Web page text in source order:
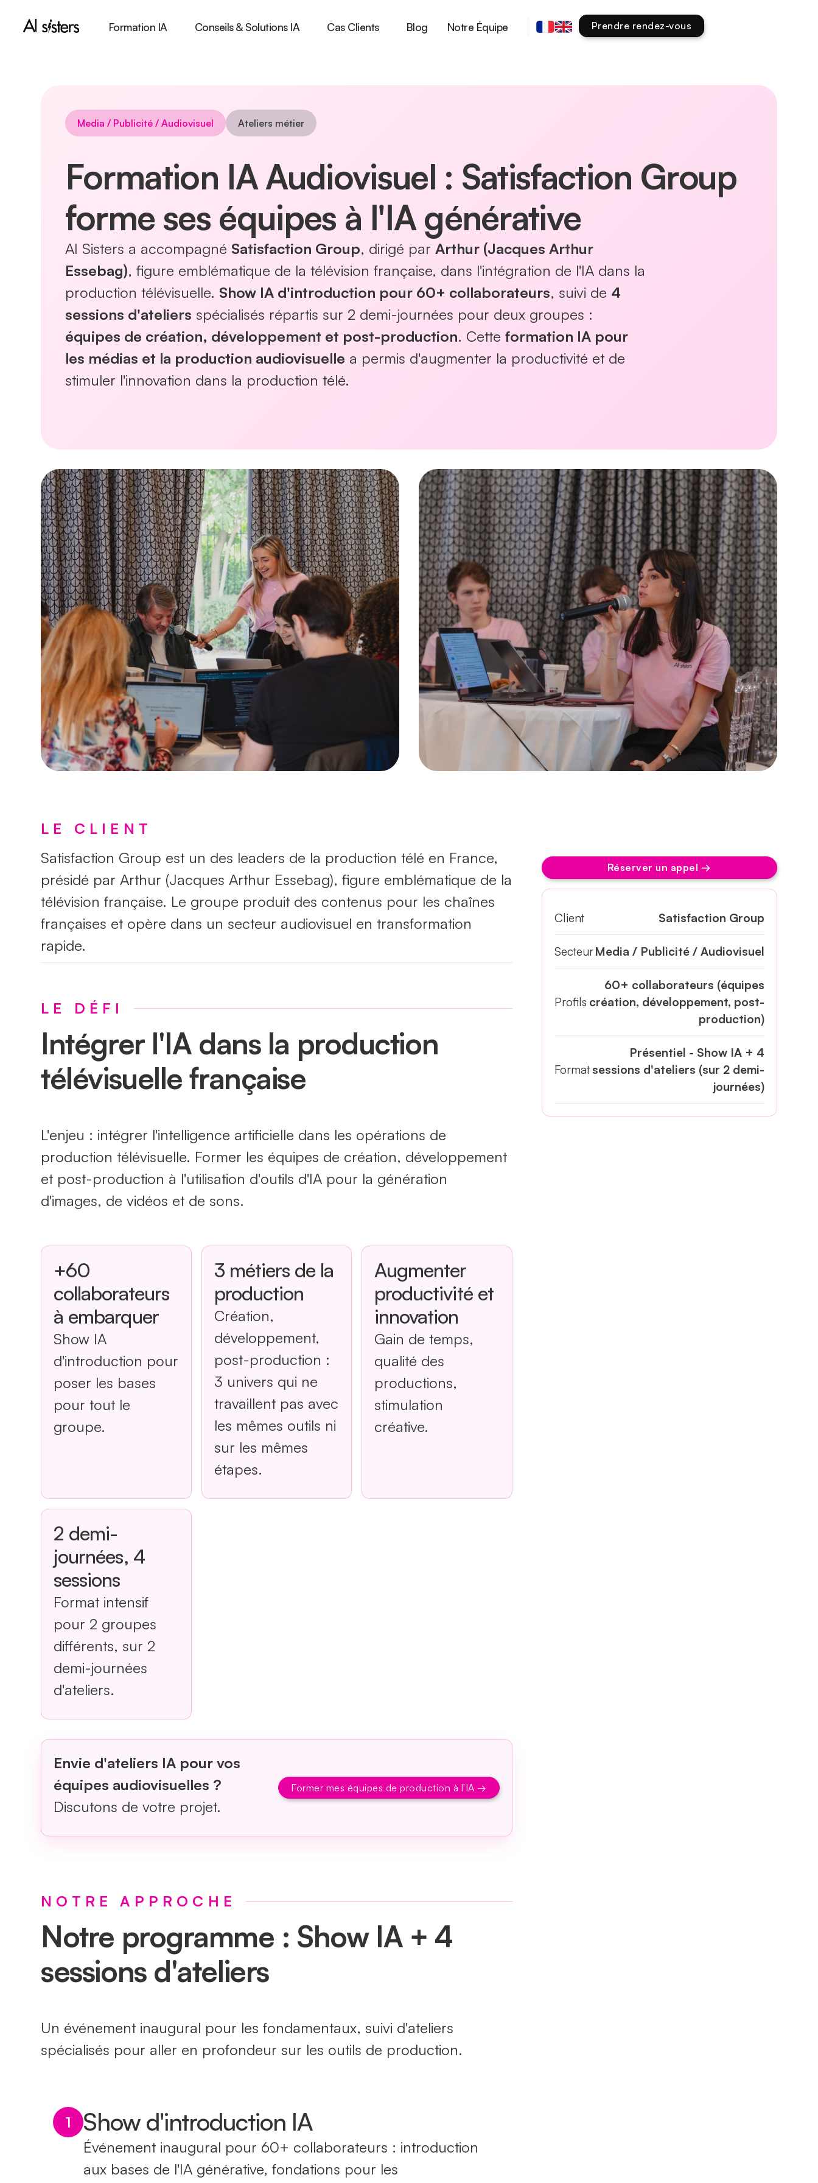
Formation IA Conseils & Solutions IA Cas Clients Blog Notre Équipe Prendre rendez-vous
Media / Publicité / Audiovisuel Ateliers métier
Formation IA Audiovisuel : Satisfaction Group
forme ses équipes à l'IA générative
AI Sisters a accompagné Satisfaction Group, dirigé parArthur (Jacques Arthur
Essebag), figure emblématique de la télévision française, dans l'intégration de l'IA dans la
production télévisuelle. Show IA d'introduction pour 60+ collaborateurs, suivi de 4
sessions d'ateliers spécialisés répartis sur 2 demi-journées pour deux groupes :
équipes de création, développement et post-production. Cetteformation IA pour
les médias et la production audiovisuelle a permis d'augmenter la productivité et de
stimuler l'innovation dans la production télé.
LE CLIENT
Satisfaction Group est un des leaders de la production télé en France,
présidé par Arthur (Jacques Arthur Essebag), figure emblématique de la
télévision française. Le groupe produit des contenus pour les chaînes
françaises et opère dans un secteur audiovisuel en transformation
rapide.
LE DÉFI
Intégrer l'IA dans la production
télévisuelle française
L'enjeu : intégrer l'intelligence artificielle dans les opérations de
production télévisuelle. Former les équipes de création, développement
et post-production à l'utilisation d'outils d'IA pour la génération
d'images, de vidéos et de sons.
+60
collaborateurs
à embarquer
Show IA
d'introduction pour
poser les bases
pour tout le
groupe.
3 métiers de la
production
Création,
développement,
post-production :
3 univers qui ne
travaillent pas avec
les mêmes outils ni
sur les mêmes
étapes.
Augmenter
productivité et
innovation
Gain de temps,
qualité des
productions,
stimulation
créative.
2 demi-
journées, 4
sessions
Format intensif
pour 2 groupes
différents, sur 2
demi-journées
d'ateliers.
Envie d'ateliers IA pour vos
équipes audiovisuelles ?
Discutons de votre projet.
Former mes équipes de production à l'IA →
NOTRE APPROCHE
Notre programme : Show IA + 4
sessions d'ateliers
Un événement inaugural pour les fondamentaux, suivi d'ateliers
spécialisés pour aller en profondeur sur les outils de production.
1 Show d'introduction IA
Événement inaugural pour 60+ collaborateurs : introduction
aux bases de l'IA générative, fondations pour les
Réserver un appel →
Client Satisfaction Group
SecteurMedia / Publicité / Audiovisuel
Profils
60+ collaborateurs (équipes
création, développement, post-
production)
Format
Présentiel - Show IA + 4
sessions d'ateliers (sur 2 demi-
journées)